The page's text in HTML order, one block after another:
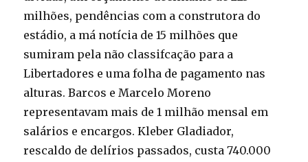
milhões, pendências com a construtora do
estádio, a má notícia de 15 milhões que
sumiram pela não classifcação para a
Libertadores e uma folha de pagamento nas
alturas. Barcos e Marcelo Moreno
representavam mais de 1 milhão mensal em
salários e encargos. Kleber Gladiador,
rescaldo de delírios passados, custa 740.000